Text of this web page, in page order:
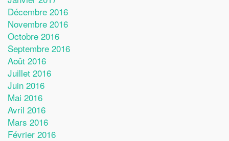
Décembre 2016
Novembre 2016
Octobre 2016
Septembre 2016
Août 2016
Juillet 2016
Juin 2016
Mai 2016
Avril 2016
Mars 2016
Février 2016